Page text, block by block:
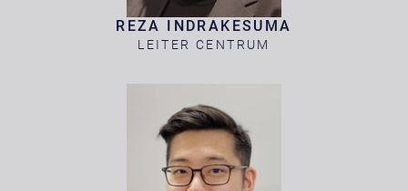
REZA INDRAKESUMA
LEITER CENTRUM